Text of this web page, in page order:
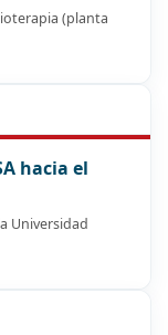
(planta
hacia el
Universidad